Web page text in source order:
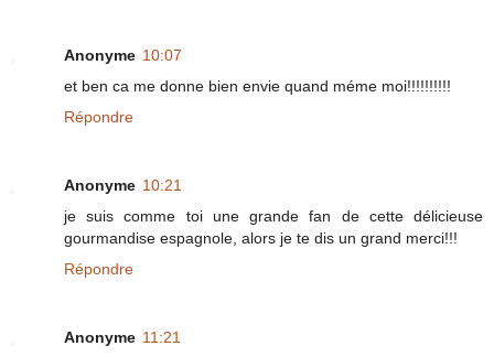
Anonyme 10:07
et ben ca me donne bien envie quand méme moi!!!!!!!!!!
Répondre
Anonyme 10:21
je suis comme toi une grande fan de cette délicieuse
gourmandise espagnole, alors je te dis un grand merci!!!
Répondre
Anonyme 11:21